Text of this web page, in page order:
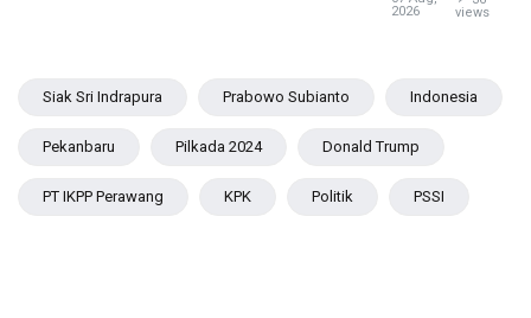
dengan
2026
views
Siak Sri Indrapura Prabowo Subianto Indonesia
Pekanbaru Pilkada 2024 Donald Trump
PT IKPP Perawang KPK Politik PSSI